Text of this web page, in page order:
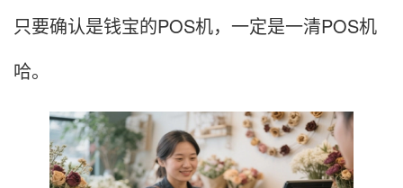
只要确认是钱宝的POS机，一定是一清POS机
哈。